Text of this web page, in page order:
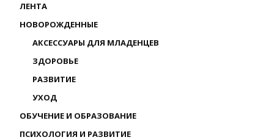
ЛЕНТА
НОВОРОЖДЕННЫЕ
АКСЕССУАРЫ ДЛЯ МЛАДЕНЦЕВ
ЗДОРОВЬЕ
РАЗВИТИЕ
УХОД
ОБУЧЕНИЕ И ОБРАЗОВАНИЕ
ПСИХОЛОГИЯ И РАЗВИТИЕ